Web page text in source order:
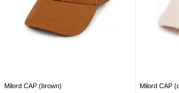
Milord CAP (brown)
Milord CAP